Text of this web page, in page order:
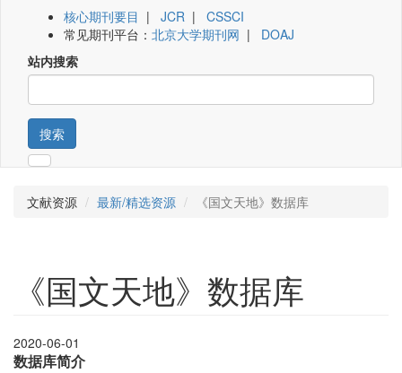
核心期刊要目 | JCR | CSSCI
常见期刊平台： 北京大学期刊网 | DOAJ
站内搜索
搜索
文献资源 最新/精选资源 《国文天地》数据库
《国文天地》数据库
2020-06-01
数据库简介